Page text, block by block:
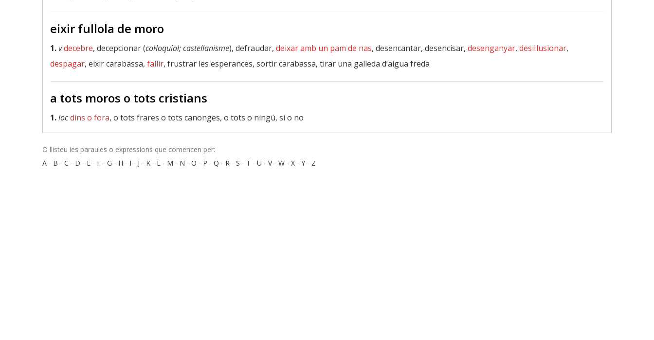
eixir fullola de moro
1.vdecebre, decepcionar (col·loquial; castellanisme), defraudar, deixar amb un pam de nas, desencantar, desencisar, desenganyar, desil·lusionar,
despagar, eixir carabassa, fallir, frustrar les esperances, sortir carabassa, tirar una galleda d’aigua freda
a tots moros o tots cristians
1.locdins o fora, o tots frares o tots canonges, o tots o ningú, sí o no
O llisteu les paraules o expressions que comencen per:
A - B - C - D - E - F - G - H - I - J - K - L - M - N - O - P - Q - R - S - T - U - V- W - X - Y - Z